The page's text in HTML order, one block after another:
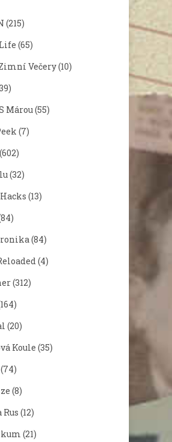
psal diplomku: Velká
špatnou známku z
v chemii. Jiný zase řeší
(215)
(65)
Večery(10)
Márou(55)
(7)
(602)
(32)
(13)
(84)
(4)
(312)
(20)
Koule (35)
(74)
(8)
(12)
(21)